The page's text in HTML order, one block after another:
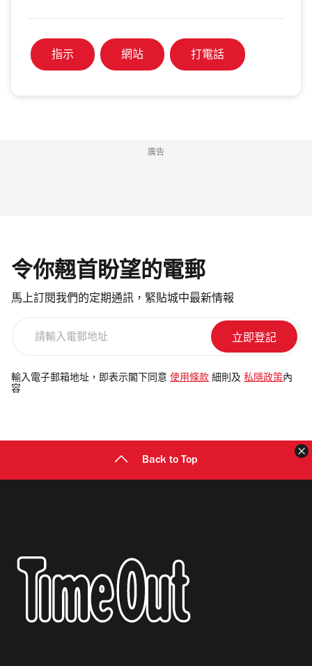
指示 網站 打電話
廣告
令你翹首盼望的電郵
馬上訂閱我們的定期通訊，緊貼城中最新情報
電
郵
輸入電子郵箱地址，即表示閣下同意 使用條款 細則及 私隱政策 內
容
Back to Top